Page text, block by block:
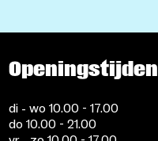
Openingstijden
di - wo 10.00 - 17.00
do 10.00 - 21.00